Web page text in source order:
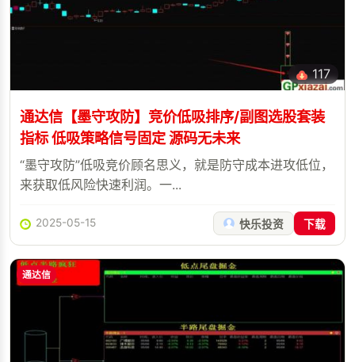
117
通达信【墨守攻防】竞价低吸排序/副图选股套装
指标 低吸策略信号固定 源码无未来
“墨守攻防”低吸竞价顾名思义，就是防守成本进攻低位，
来获取低风险快速利润。一...
2025-05-15 快乐投资 下载
通达信